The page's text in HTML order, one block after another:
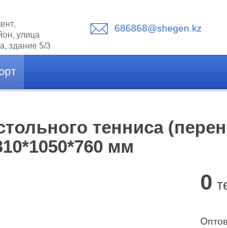
улица
здание 5/3
686868@shegen.kz
тенниса
мм
0